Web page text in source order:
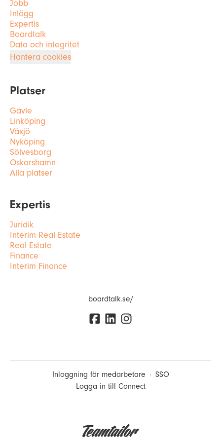
Jobb
Inlägg
Expertis
Boardtalk
Data och integritet
Hantera cookies
Platser
Gävle
Linköping
Växjö
Nyköping
Sölvesborg
Oskarshamn
Alla platser
Expertis
Juridik
Interim Real Estate
Real Estate
Finance
Interim Finance
boardtalk.se/
Inloggning för medarbetare · SSO
Logga in till Connect